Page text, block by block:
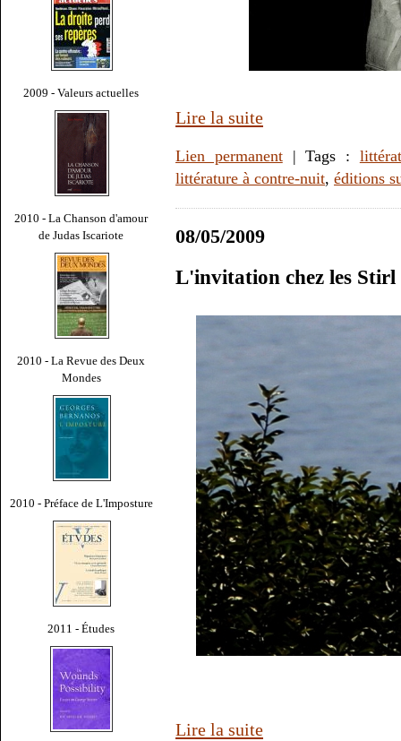
2009 - Valeurs actuelles
2010 - La Chanson d'amour
de Judas Iscariote
2010 - La Revue des Deux
Mondes
2010 - Préface de L'Imposture
2011 - Études
Lire la suite
Lien permanent| Tags :
littérature à contre-nuit, éditions
08/05/2009
L'invitation chez les Stirl
Lire la suite